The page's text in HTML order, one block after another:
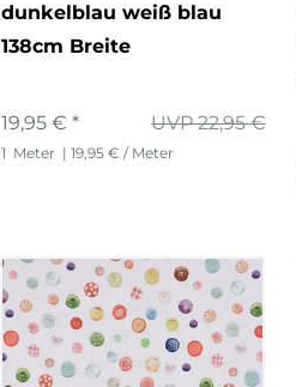
dunkelblau weiß blau
138cm Breite
UVP 22,95 €
19,95 € *
1 Meter | 19,95 € / Meter